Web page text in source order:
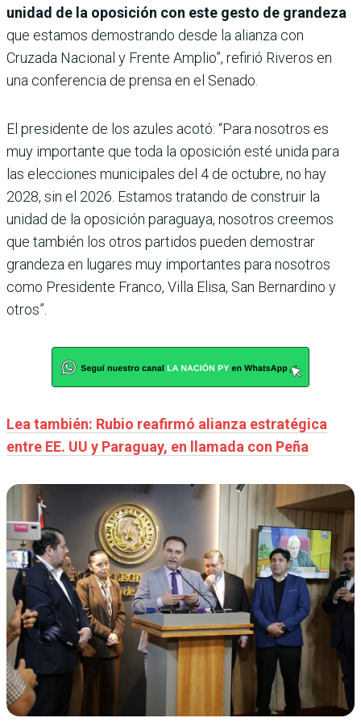
unidad de la oposición con este gesto de grandeza
que estamos demostrando desde la alianza con
Cruzada Nacional y Frente Amplio”, refirió Riveros en
una conferencia de prensa en el Senado.
El presidente de los azules acotó: “Para nosotros es
muy importante que toda la oposición esté unida para
las elecciones municipales del 4 de octubre, no hay
2028, sin el 2026. Estamos tratando de construir la
unidad de la oposición paraguaya, nosotros creemos
que también los otros partidos pueden demostrar
grandeza en lugares muy importantes para nosotros
como Presidente Franco, Villa Elisa, San Bernardino y
otros”.
Lea también: Rubio reafirmó alianza estratégica
entre EE. UU y Paraguay, en llamada con Peña